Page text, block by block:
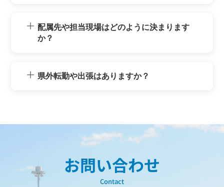
配属先や担当現場はどのように決まります
か？
県外転勤や出張はありますか？
お問い合わせ
Contact